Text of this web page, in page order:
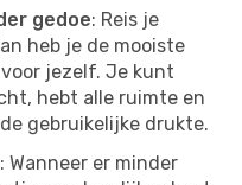
gedoe: Reis je
heb je de mooiste
jezelf. Je kunt
hebt alle ruimte en
gebruikelijke drukte.
: Wanneer er minder